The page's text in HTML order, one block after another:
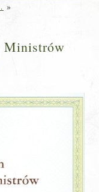
»
Ministrów